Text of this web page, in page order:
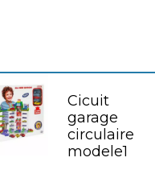
Cicuit
garage
circulaire
modele1